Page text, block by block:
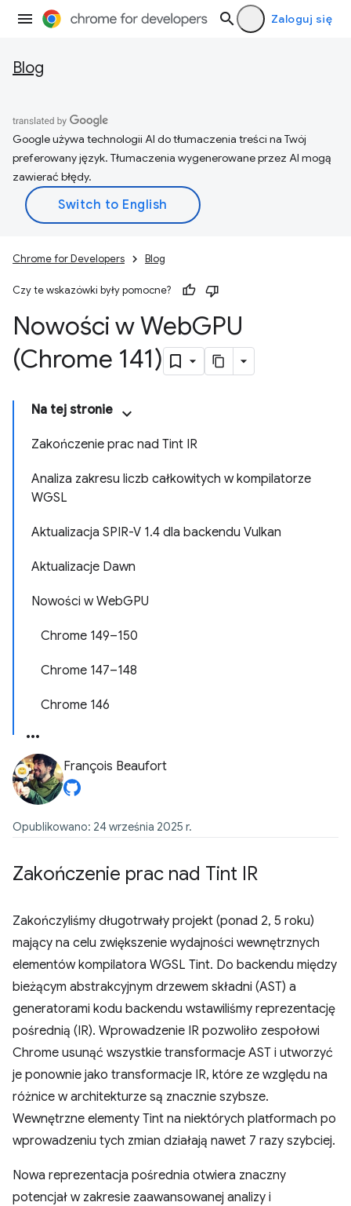
Zaloguj się
Blog
Google używa technologii AI do tłumaczenia treści na Twój
preferowany język. Tłumaczenia wygenerowane przez AI mogą
zawierać błędy.
Chrome for Developers Blog
Czy te wskazówki były pomocne?
Nowości w WebGPU
(Chrome 141)
Na tej stronie
Zakończenie prac nad Tint IR
Analiza zakresu liczb całkowitych w kompilatorze
WGSL
Aktualizacja SPIR-V 1.4 dla backendu Vulkan
Aktualizacje Dawn
Nowości w WebGPU
Chrome 149–150
Chrome 147–148
Chrome 146
François Beaufort
Opublikowano: 24 września 2025 r.
Zakończenie prac nad Tint IR
Zakończyliśmy długotrwały projekt (ponad 2, 5 roku)
mający na celu zwiększenie wydajności wewnętrznych
elementów kompilatora WGSL Tint. Do backendu między
bieżącym abstrakcyjnym drzewem składni (AST) a
generatorami kodu backendu wstawiliśmy reprezentację
pośrednią (IR). Wprowadzenie IR pozwoliło zespołowi
Chrome usunąć wszystkie transformacje AST i utworzyć
je ponownie jako transformacje IR, które ze względu na
różnice w architekturze są znacznie szybsze.
Wewnętrzne elementy Tint na niektórych platformach po
wprowadzeniu tych zmian działają nawet 7 razy szybciej.
Nowa reprezentacja pośrednia otwiera znaczny
potencjał w zakresie zaawansowanej analizy i